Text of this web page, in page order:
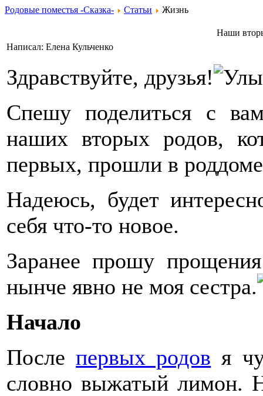
Родовые поместья -Сказка- Статьи Жизнь
Наши
Написал: Елена Кульченко
Здравствуйте, друзья!
Спешу поделиться с
наших вторых родов,
первых, прошли в
Надеюсь, будет
себя что-то новое.
Заранее прошу
нынче явно не моя сестра.
Начало
Послепервых родов я
словно выжатый лимон.